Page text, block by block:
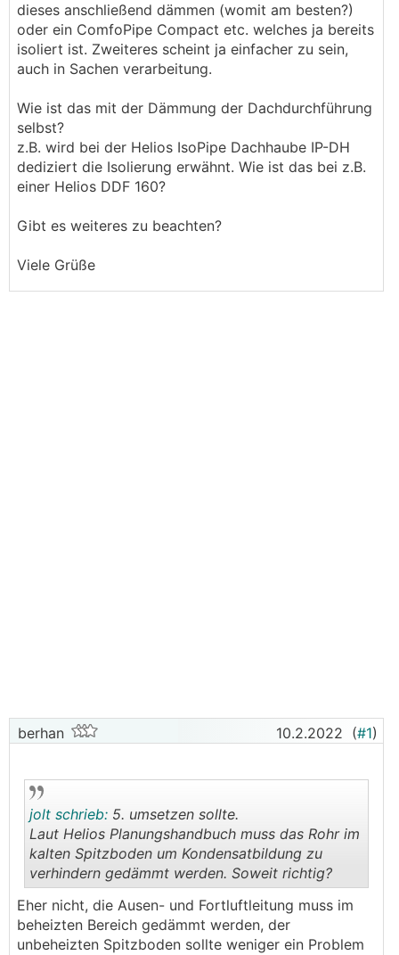
dieses anschließend dämmen (womit am besten?)
oder ein ComfoPipe Compact etc. welches ja bereits
isoliert ist. Zweiteres scheint ja einfacher zu sein,
auch in Sachen verarbeitung.
Wie ist das mit der Dämmung der Dachdurchführung
selbst?
z.B. wird bei der Helios IsoPipe Dachhaube IP-DH
dediziert die Isolierung erwähnt. Wie ist das bei z.B.
einer Helios DDF 160?
Gibt es weiteres zu beachten?
Viele Grüße
berhan 10.2.2022 (#1)
..
jolt schrieb: 5. umsetzen sollte.
Laut Helios Planungshandbuch muss das Rohr im
kalten Spitzboden um Kondensatbildung zu
verhindern gedämmt werden. Soweit richtig?
Eher nicht, die Ausen- und Fortluftleitung muss im
beheizten Bereich gedämmt werden, der
unbeheizten Spitzboden sollte weniger ein Problem